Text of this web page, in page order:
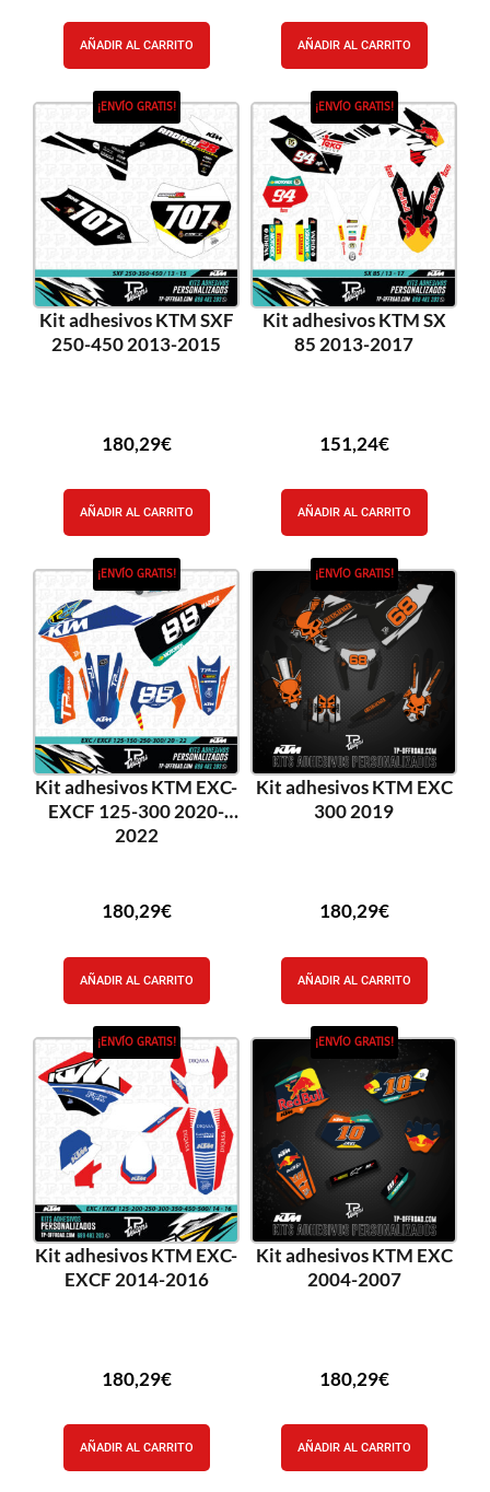
AÑADIR AL CARRITO AÑADIR AL CARRITO
¡ENVÍO GRATIS!
Kit adhesivos KTM SXF
250-450 2013-2015
180,29€
AÑADIR AL CARRITO
¡ENVÍO GRATIS!
Kit adhesivos KTM SX
85 2013-2017
151,24€
AÑADIR AL CARRITO
¡ENVÍO GRATIS!
Kit adhesivos KTM EXC-
EXCF 125-300 2020-
2022
180,29€
AÑADIR AL CARRITO
¡ENVÍO GRATIS!
Kit adhesivos KTM EXC
300 2019
180,29€
AÑADIR AL CARRITO
¡ENVÍO GRATIS!
Kit adhesivos KTM EXC-
EXCF 2014-2016
180,29€
AÑADIR AL CARRITO
¡ENVÍO GRATIS!
Kit adhesivos KTM EXC
2004-2007
180,29€
AÑADIR AL CARRITO